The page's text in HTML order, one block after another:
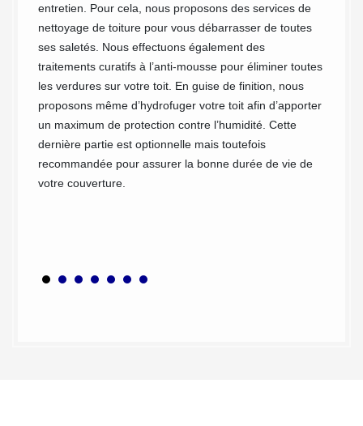
entretien. Pour cela, nous proposons des services de
nettoyage de toiture pour vous débarrasser de toutes
ses saletés. Nous effectuons également des
traitements curatifs à l’anti-mousse pour éliminer toutes
les verdures sur votre toit. En guise de finition, nous
proposons même d’hydrofuger votre toit afin d’apporter
un maximum de protection contre l’humidité. Cette
dernière partie est optionnelle mais toutefois
recommandée pour assurer la bonne durée de vie de
votre couverture.